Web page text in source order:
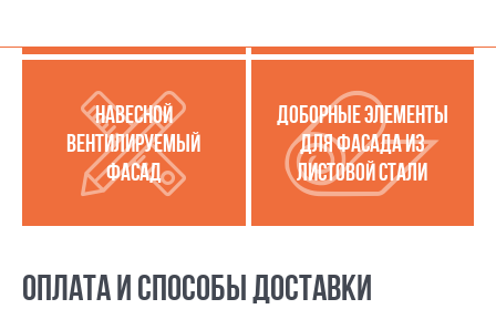
НАВЕСНОЙ
ВЕНТИЛИРУЕМЫЙ
ФАСАД
ДОБОРНЫЕ ЭЛЕМЕНТЫ
ДЛЯ ФАСАДА ИЗ
ЛИСТОВОЙ СТАЛИ
ОПЛАТА И СПОСОБЫ ДОСТАВКИ